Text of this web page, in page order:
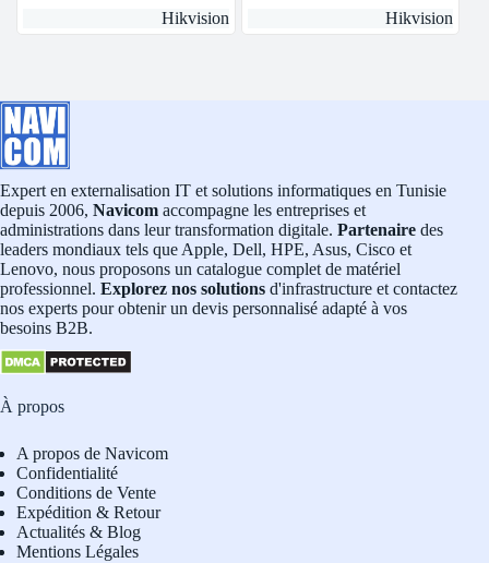
Hikvision
Hikvision
Expert en externalisation IT et solutions informatiques en Tunisie
depuis 2006, Navicom accompagne les entreprises et
administrations dans leur transformation digitale. Partenaire des
leaders mondiaux tels que Apple, Dell, HPE, Asus, Cisco et
Lenovo, nous proposons un catalogue complet de matériel
professionnel. Explorez nos solutions d'infrastructure et contactez
nos experts pour obtenir un devis personnalisé adapté à vos
besoins B2B.
À propos
A propos de Navicom
Confidentialité
Conditions de Vente
Expédition & Retour
Actualités & Blog
Mentions Légales